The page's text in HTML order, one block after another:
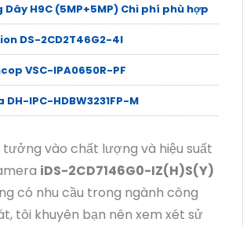
H9C (5MP+5MP) Chi phí phù hợp
DS-2CD2T46G2-4I
VSC-IPA0650R-PF
IPC-HDBW3231FP-M
vào chất lượng và hiệu suất
iDS-2CD7146G0-IZ(H)S(Y)
có nhu cầu trong ngành công
tôi khuyên bạn nên xem xét sử